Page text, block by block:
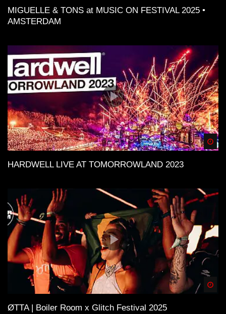
MIGUELLE & TONS at MUSIC ON FESTIVAL 2025 •
AMSTERDAM
HARDWELL LIVE AT TOMORROWLAND 2023
ØTTA | Boiler Room x Glitch Festival 2025